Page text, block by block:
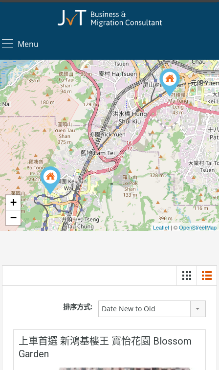
Menu
+
−
Leaflet | ©OpenStreetMap
排序方式: Date New to Old
上車首選 新鴻基樓王 寶怡花園 Blossom
Garden